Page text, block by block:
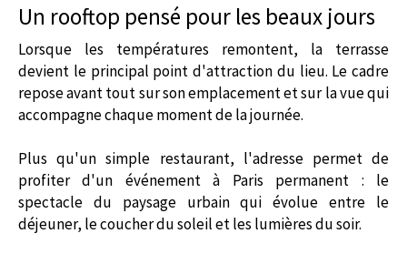
Un rooftop pensé pour les beaux jours
Lorsque les températures remontent, la terrasse
devient le principal point d'attraction du lieu. Le cadre
repose avant tout sur son emplacement et sur la vue qui
accompagne chaque moment de la journée.
Plus qu'un simple restaurant, l'adresse permet de
profiter d'un événement à Paris permanent : le
spectacle du paysage urbain qui évolue entre le
déjeuner, le coucher du soleil et les lumières du soir.